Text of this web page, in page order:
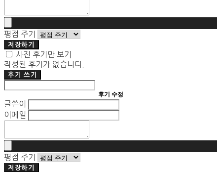
평점 주기
저장하기
사진 후기만 보기
작성된 후기가 없습니다.
후기 쓰기
후기 수정
글쓴이
이메일
평점 주기
저장하기